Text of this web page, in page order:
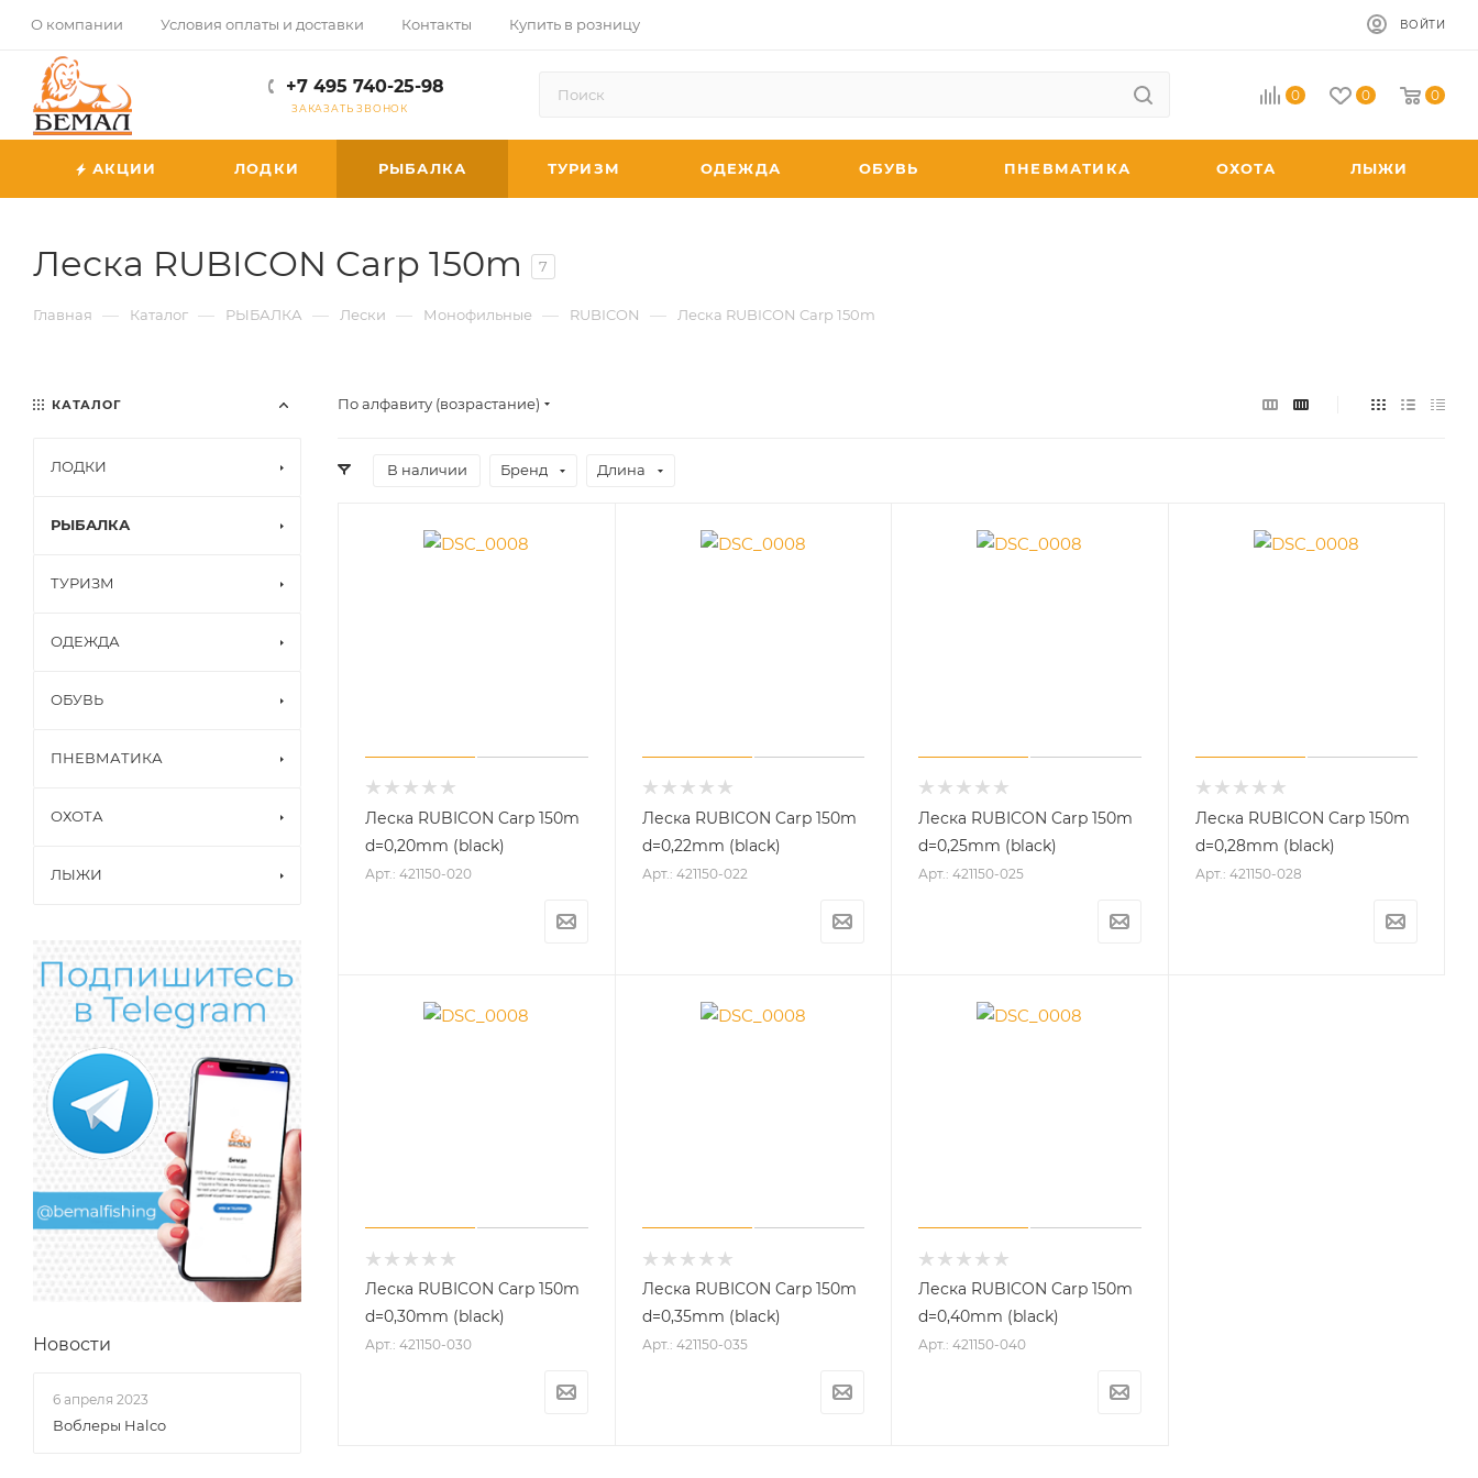
О компании Условия оплаты и доставки Контакты Купить в розницу ВОЙТИ
+7 495 740-25-98
ЗАКАЗАТЬ ЗВОНОК
0 0 0
АКЦИИ ЛОДКИ РЫБАЛКА ТУРИЗМ ОДЕЖДА ОБУВЬ ПНЕВМАТИКА ОХОТА ЛЫЖИ
Леска RUBICON Carp 150m 7
Главная — Каталог — РЫБАЛКА — Лески — Монофильные — RUBICON — Леска RUBICON Carp 150m
По алфавиту (возрастание)
В наличии Бренд Длина
Леска RUBICON Carp 150m
d=0,20mm (black)
Арт.: 421150-020
Леска RUBICON Carp 150m
d=0,22mm (black)
Арт.: 421150-022
Леска RUBICON Carp 150m
d=0,25mm (black)
Арт.: 421150-025
Леска RUBICON Carp 150m
d=0,28mm (black)
Арт.: 421150-028
Леска RUBICON Carp 150m
d=0,30mm (black)
Арт.: 421150-030
Леска RUBICON Carp 150m
d=0,35mm (black)
Арт.: 421150-035
Леска RUBICON Carp 150m
d=0,40mm (black)
Арт.: 421150-040
КАТАЛОГ
ЛОДКИ
РЫБАЛКА
ТУРИЗМ
ОДЕЖДА
ОБУВЬ
ПНЕВМАТИКА
ОХОТА
ЛЫЖИ
Новости
6 апреля 2023
Воблеры Halco